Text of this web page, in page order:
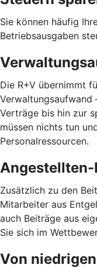
Sie können häufig
Betriebsausgaben
Die R+V übernimmt
Verwaltungsaufwand
Verträge bis hin zur
müssen nichts tun
Personalressourcen.
Zusätzlich zu den
Mitarbeiter aus
auch Beiträge aus
Sie sich im
Von